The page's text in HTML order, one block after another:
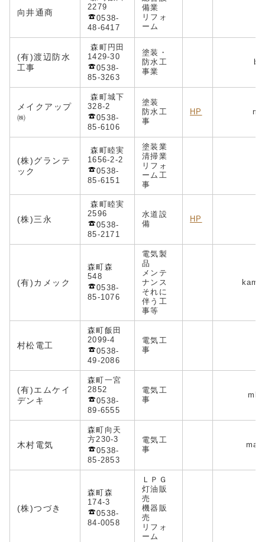
向井通商
2279
0538-
48-6417
備業
リフォ
ーム
(有)渡辺防水
工事
森町円田
1429-30
0538-
85-3263
塗装・
防水工
事業
メイクアップ
㈱
森町城下
328-2
0538-
85-6106
塗装
防水工
事
HP
(株)グランテ
ック
森町睦実
1656-2-2
0538-
85-6151
塗装業
清掃業
リフォ
ーム工
事
(株)三永
森町睦実
2596
0538-
85-2171
水道設
備
HP
(有)カメック
森町森
548
0538-
85-1076
電気製
品
メンテ
ナンス
それに
伴う工
事等
村松電工
森町飯田
2099-4
0538-
49-2086
電気工
事
(有)エムケイ
デンキ
森町一宮
2852
0538-
89-6555
電気工
事
木村電気
森町向天
方230-3
0538-
85-2853
電気工
事
(株)つづき
森町森
174-3
0538-
84-0058
ＬＰＧ
灯油販
売
機器販
売
リフォ
ーム